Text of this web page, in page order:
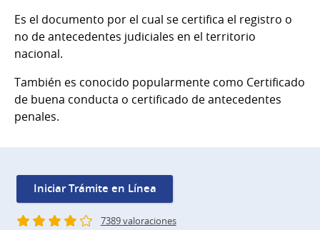
Es el documento por el cual se certifica el registro o
no de antecedentes judiciales en el territorio
nacional.
También es conocido popularmente como Certificado
de buena conducta o certificado de antecedentes
penales.
Iniciar Trámite en Línea
7389 valoraciones